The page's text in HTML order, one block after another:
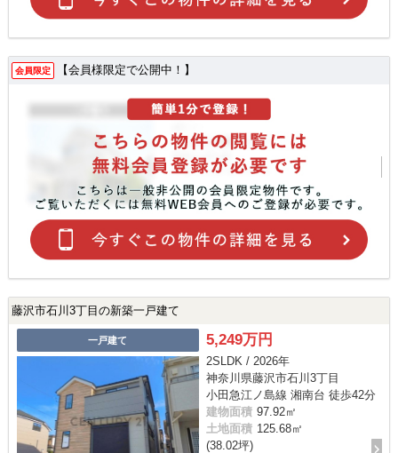
会員限定 【会員様限定で公開中！】
藤沢市石川3丁目の新築一戸建て
一戸建て 5,249万円
2SLDK / 2026年
神奈川県藤沢市石川3丁目
小田急江ノ島線 湘南台 徒歩42分
建物面積 97.92㎡
土地面積 125.68㎡
(38.02坪)